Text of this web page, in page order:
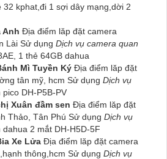
32 kphat,đi 1 sợi dây mạng,dời 2
Anh Địa điểm lăp đặt camera
Lài Sử dụng Dịch vụ camera quan
1 thẻ 64GB dahua
Mì Tuyền Ký Địa điểm lăp đặt
tân mỹ, hcm Sử dụng Dịch vụ
pico DH-P5B-PV
Xuân đầm sen Địa điểm lăp đặt
Thảo, Tân Phú Sử dụng Dịch vụ
dahua 2 mắt DH-H5D-5F
Xe Lửa Địa điểm lăp đặt camera
thông,hcm Sử dụng Dịch vụ